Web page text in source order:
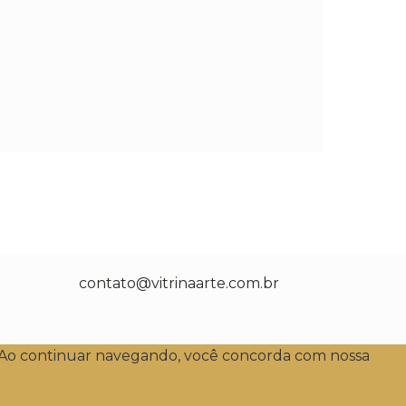
contato@vitrinaarte.com.br
continuar navegando, você concorda com nossa